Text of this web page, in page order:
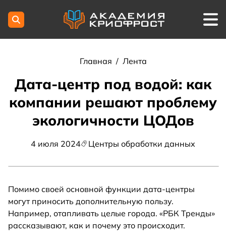
Главная / Лента
Дата-центр под водой: как
компании решают проблему
экологичности ЦОДов
4 июля 2024 Центры обработки данных
Помимо своей основной функции дата-центры
могут приносить дополнительную пользу.
Например, отапливать целые города. «РБК Тренды»
рассказывают, как и почему это происходит.